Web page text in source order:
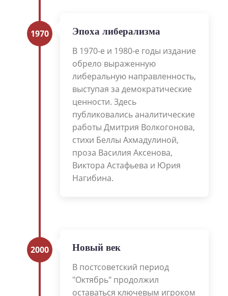
1970 Эпоха либерализма
В 1970-е и 1980-е годы издание
обрело выраженную
либеральную направленность,
выступая за демократические
ценности. Здесь
публиковались аналитические
работы Дмитрия Волкогонова,
стихи Беллы Ахмадулиной,
проза Василия Аксенова,
Виктора Астафьева и Юрия
Нагибина.
2000 Новый век
В постсоветский период
"Октябрь" продолжил
оставаться ключевым игроком